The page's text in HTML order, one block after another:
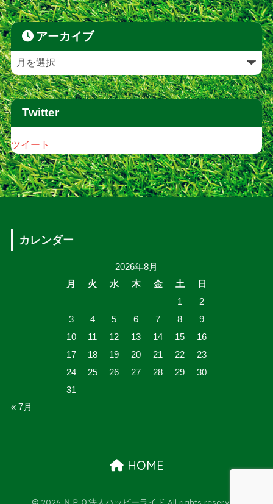
アーカイブ
Twitter
ツイート
カレンダー
2026年8月
月
火 水 木 金 土
日
1
2
3
4 5 6 7 8
9
10
11 12 13 14 15
16
17
18 19 20 21 22
23
24
25 26 27 28 29
30
31
« 7月
HOME